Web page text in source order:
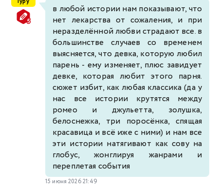
в любой истории нам показывают, что
нет лекарства от сожаления, и при
неразделённой любви страдают все. в
большинстве случаев со временем
выясняется, что девка, которую любил
парень - ему изменяет, плюс завидует
девке, которая любит этого парня.
сюжет избит, как любая классика (да у
нас все истории крутятся между
ромео и джульетта, золушка,
белоснежка, три поросёнка, спящая
красавица и всё иже с ними) и нам все
эти истории натягивают как сову на
глобус, жонглируя жанрами и
переплетая события
15 июня 2026 21:49